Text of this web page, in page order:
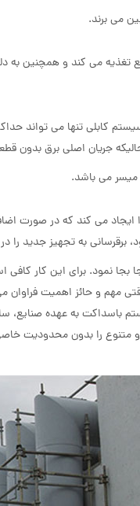
می برند.
تغذیه می کند و همچنین
جریان اصلی برق بدون
می کند که در صورت
به تجهیز جدید را
نمود. برای این کار
مهم و حائز اهمیت فراوان
باسداکت به عهده صنایع،
متنوع را بدون محدودیت